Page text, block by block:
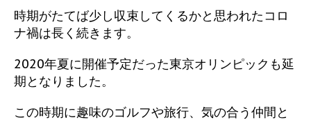
時期がたてば少し収束してくるかと思われたコロ
ナ禍は長く続きます。
2020年夏に開催予定だった東京オリンピックも延
期となりました。
この時期に趣味のゴルフや旅行、気の合う仲間と